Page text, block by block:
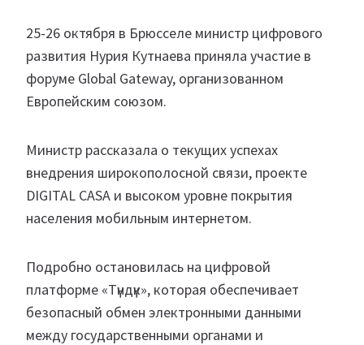
25-26 октября в Брюсселе министр цифрового
развития Нурия Кутнаева приняла участие в
форуме Global Gateway, организованном
Европейским союзом.
Министр рассказала о текущих успехах
внедрения широкополосной связи, проекте
DIGITAL CASA и высоком уровне покрытия
населения мобильным интернетом.
Подробно остановилась на цифровой
платформе «Түндүк», которая обеспечивает
безопасный обмен электронными данными
между государственными органами и